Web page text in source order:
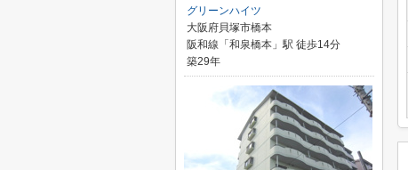
グリーンハイツ
大阪府貝塚市橋本
阪和線「和泉橋本」駅 徒歩14分
築29年